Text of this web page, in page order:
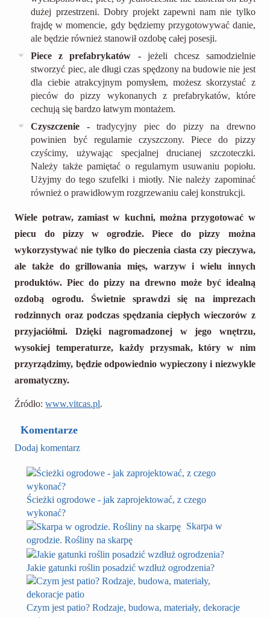
dużej przestrzeni. Dobry projekt zapewni nam nie tylko
frajdę w momencie, gdy będziemy przygotowywać danie,
ale będzie również stanowił ozdobę całej posesji.
Piece z prefabrykatów - jeżeli chcesz samodzielnie
stworzyć piec, ale długi czas spędzony na budowie nie jest
dla ciebie atrakcyjnym pomysłem, możesz skorzystać z
pieców do pizzy wykonanych z prefabrykatów, które
cechują się bardzo łatwym montażem.
Czyszczenie -tradycyjny piec do pizzy na drewno
powinien być regularnie czyszczony. Piece do pizzy
czyścimy, używając specjalnej drucianej szczoteczki.
Należy także pamiętać o regularnym usuwaniu popiołu.
Użyjmy do tego szufelki i miotły. Nie należy zapominać
również o prawidłowym rozgrzewaniu całej konstrukcji.
Wiele potraw, zamiast w kuchni, można przygotować w
piecu do pizzy w ogrodzie. Piece do pizzy można
wykorzystywać nie tylko do pieczenia ciasta czy pieczywa,
ale także do grillowania mięs, warzyw i wielu innych
produktów. Piec do pizzy na drewno może być idealną
ozdobą ogrodu. Świetnie sprawdzi się na imprezach
rodzinnych oraz podczas spędzania ciepłych wieczorów z
przyjaciółmi. Dzięki nagromadzonej w jego wnętrzu,
wysokiej temperaturze, każdy przysmak, który w nim
przyrządzimy, będzie odpowiednio wypieczony i niezwykle
aromatyczny.
Źródło:www.vitcas.pl.
Komentarze
Dodaj komentarz
Ścieżki ogrodowe - jak zaprojektować, z czego
wykonać?
Skarpa w
ogrodzie. Rośliny na skarpę
Jakie gatunki roślin posadzić wzdłuż ogrodzenia?
Czym jest patio? Rodzaje, budowa, materiały, dekoracje